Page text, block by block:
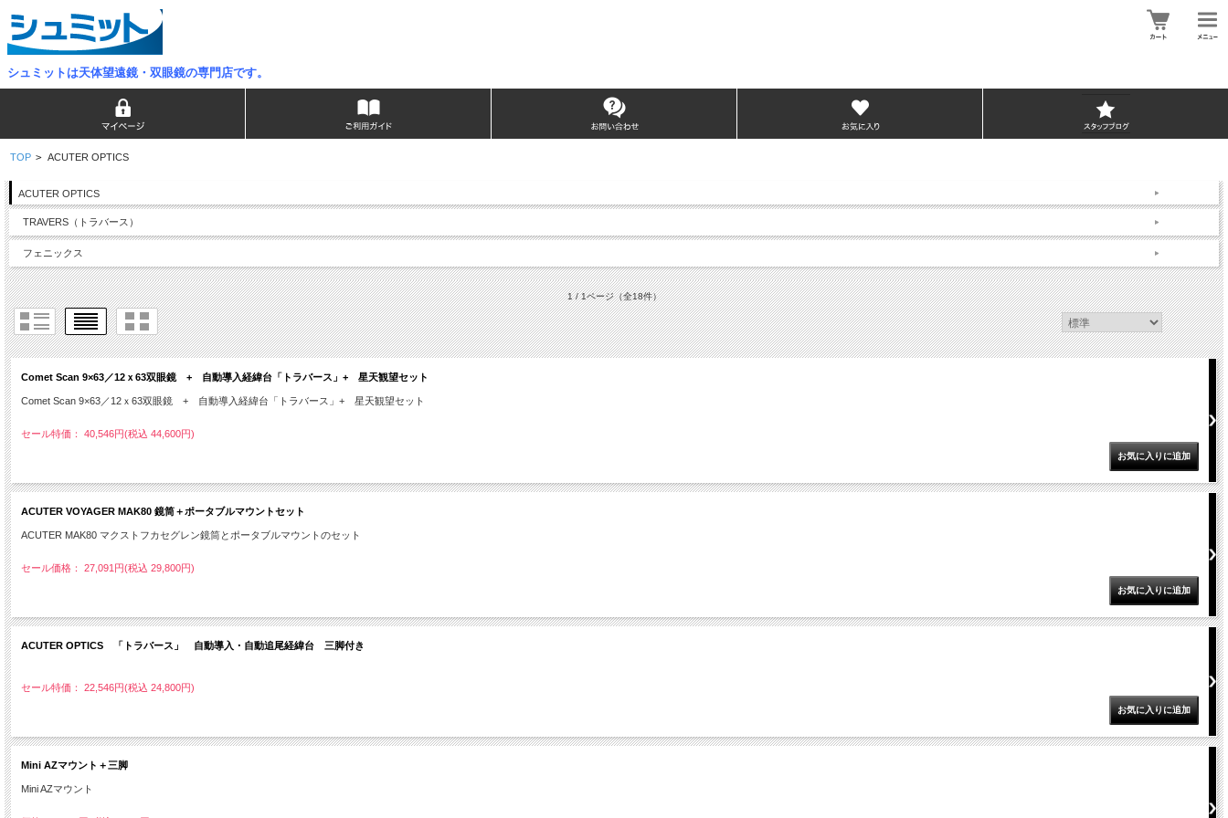
シュミットは天体望遠鏡・双眼鏡の専門店です。
TOP > ACUTER OPTICS
ACUTER OPTICS
TRAVERS（トラバース）
フェニックス
1 / 1ページ（全18件）
Comet Scan 9×63／12ｘ63双眼鏡 + 自動導入経緯台「トラバース」+ 星天観望セット
Comet Scan 9×63／12ｘ63双眼鏡 + 自動導入経緯台「トラバース」+ 星天観望セット
セール特価： 40,546円(税込 44,600円)
ACUTER VOYAGER MAK80 鏡筒＋ポータブルマウントセット
ACUTER MAK80 マクストフカセグレン鏡筒とポータブルマウントのセット
セール価格： 27,091円(税込 29,800円)
ACUTER OPTICS 「トラバース」 自動導入・自動追尾経緯台 三脚付き
セール特価： 22,546円(税込 24,800円)
Mini AZマウント＋三脚
Mini AZマウント